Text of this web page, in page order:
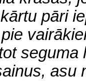
pāri
seguma
asu